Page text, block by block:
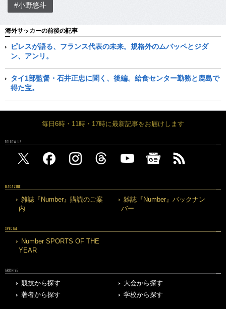
#小野悠斗
海外サッカーの前後の記事
ピレスが語る、フランス代表の未来。規格外のムバッペとジダ
ン、アンリ。
タイ1部監督・石井正忠に聞く、後編。給食センター勤務と鹿島で
得た宝。
毎日6時・11時・17時に最新記事をお届けします
FOLLOW US
MAGAZINE
雑誌『Number』購読のご案
内
雑誌『Number』バックナン
バー
SPECIAL
Number SPORTS OF THE
YEAR
ARCHIVE
競技から探す
大会から探す
著者から探す
学校から探す